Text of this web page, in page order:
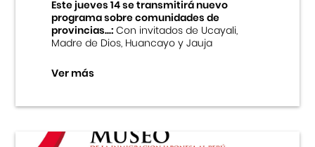
Este jueves 14 se transmitirá nuevo
programa sobre comunidades de
provincias...:Con invitados de Ucayali,
Madre de Dios, Huancayo y Jauja
Ver más